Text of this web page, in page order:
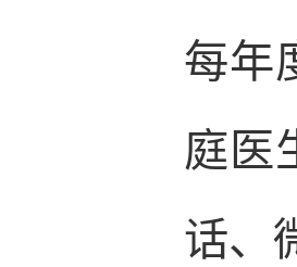
每年
庭医
话、